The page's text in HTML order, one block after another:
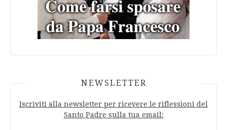
NEWSLETTER
Iscriviti alla newsletter per ricevere le riflessioni del
Santo Padre sulla tua email: